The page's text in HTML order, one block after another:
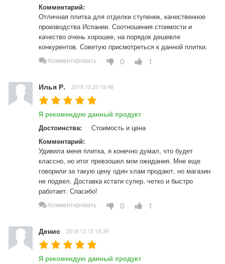
Комментарий:
Отличная плитка для отделки ступенек, качественное
производства Испании. Соотношения стоимости и
качество очень хорошее, на порядок дешевле
конкурентов. Советую присмотреться к данной плитки.
Комментировать 0 1
Илья Р. 2018.12.20 19:48
Я рекомендую данный продукт
Достоинства:
Стоимость и цена
Комментарий:
Удивила меня плитка, я конечно думал, что будет
классно, но итог превзошел мои ожидания. Мне еще
говорили за такую цену один хлам продают, но магазин
не подвел. Доставка кстати супер, четко и быстро
работает. Спасибо!
Комментировать 0 1
Денис 2018.12.15 19:39
Я рекомендую данный продукт